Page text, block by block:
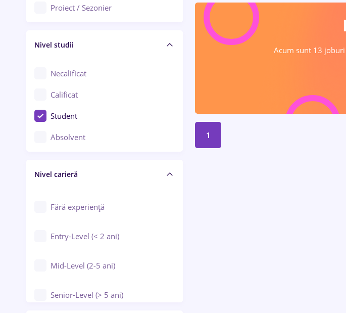
Bistrița (Bistrița-Năsăud)
Automatizări
Cercetare - dezvoltare
Chimie / Biochimie
Confecții / Design vestimentar
Construcții / Instalații
Controlul calității
Educație / Training / Arte
Proiect / Sezonier
Nivel studii
Necalificat
Calificat
Student
Absolvent
Nivel carieră
Fără experiență
Entry-Level (< 2 ani)
Mid-Level (2-5 ani)
Senior-Level (> 5 ani)
Acum sunt 13 joburi
1